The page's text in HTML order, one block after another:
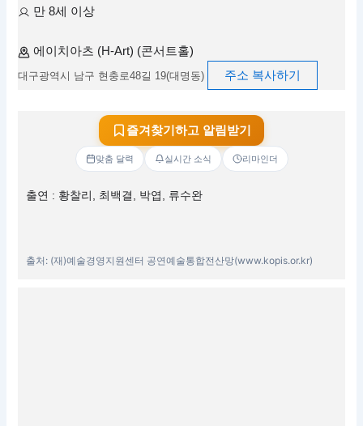
만 8세 이상
에이치아츠 (H-Art) (콘서트홀)
대구광역시 남구 현충로48길 19(대명동) 주소 복사하기
즐겨찾기하고 알림받기
맞춤 달력 실시간 소식 리마인더
출연 : 황찰리, 최백결, 박엽, 류수완
출처: (재)예술경영지원센터 공연예술통합전산망(www.kopis.or.kr)